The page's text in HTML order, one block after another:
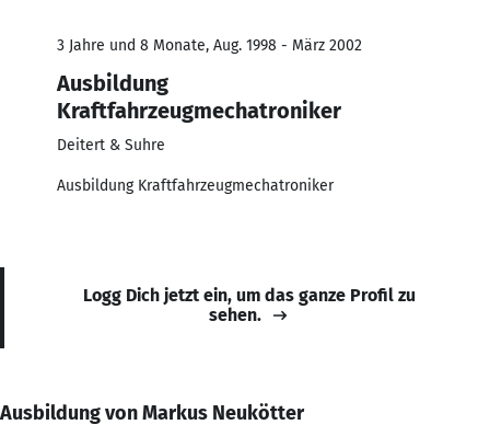
3 Jahre und 8 Monate, Aug. 1998 - März 2002
Ausbildung
Kraftfahrzeugmechatroniker
Deitert & Suhre
Ausbildung Kraftfahrzeugmechatroniker
Logg Dich jetzt ein, um das ganze Profil zu
sehen.
Ausbildung von Markus Neukötter